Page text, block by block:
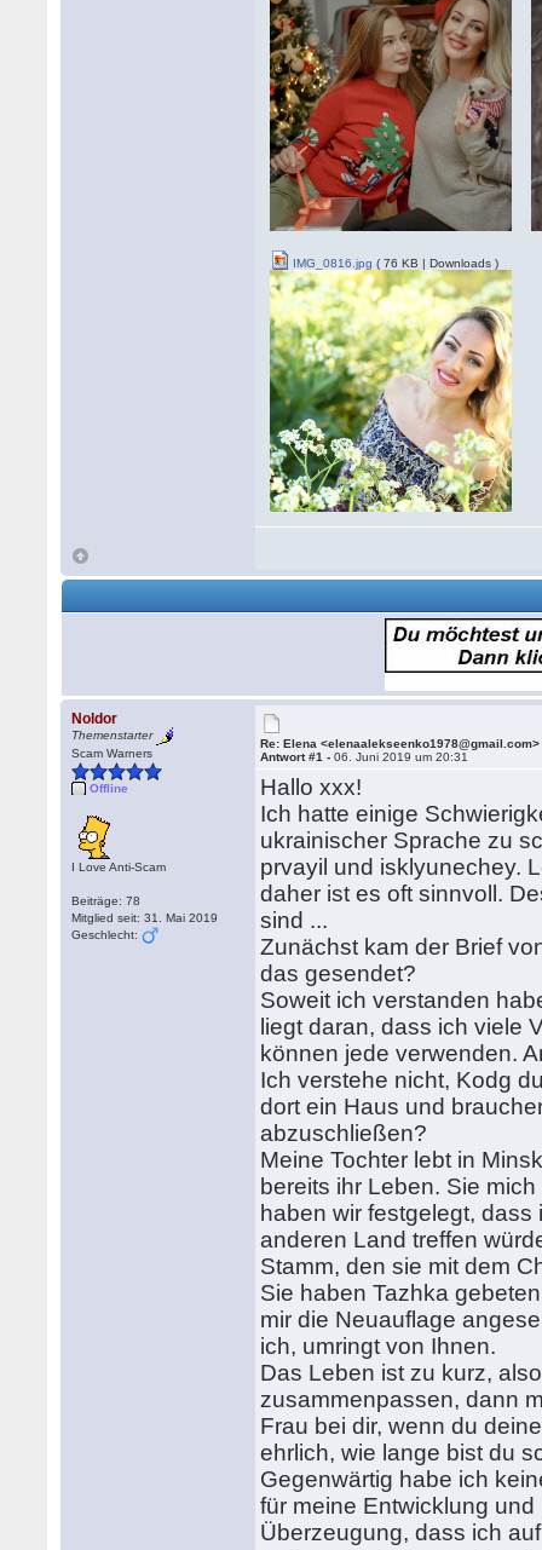
IMG_0816.jpg ( 76 KB | Downloads )
Noldor
Themenstarter
Scam Warners
Offline
I Love Anti-Scam
Beiträge: 78
Mitglied seit: 31. Mai 2019
Geschlecht:
Re: Elena <elenaalekseenko1978@gmail.com>
Antwort #1 -06. Juni 2019 um 20:31
Hallo xxx!
Ich hatte einige
ukrainischer Sprache zu
prvayil und isklyunechey.
daher ist es oft sinnvoll.
sind ...
Zunächst kam der Brief
das gesendet?
Soweit ich verstanden
liegt daran, dass ich viele
können jede verwenden.
Ich verstehe nicht, Kodg
dort ein Haus und
abzuschließen?
Meine Tochter lebt in
bereits ihr Leben. Sie
haben wir festgelegt,
anderen Land treffen
Stamm, den sie mit dem
Sie haben Tazhka
mir die Neuauflage
ich, umringt von Ihnen.
Das Leben ist zu kurz,
zusammenpassen, dann
Frau bei dir, wenn du
ehrlich, wie lange bist du
Gegenwärtig habe ich
für meine Entwicklung
Überzeugung, dass ich